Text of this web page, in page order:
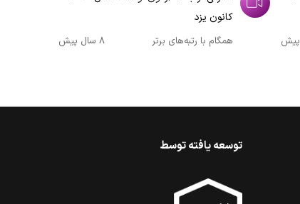
کانون یزد
همگام با رتبه‌های برتر 8 سال پیش
توسعه یافته توسط